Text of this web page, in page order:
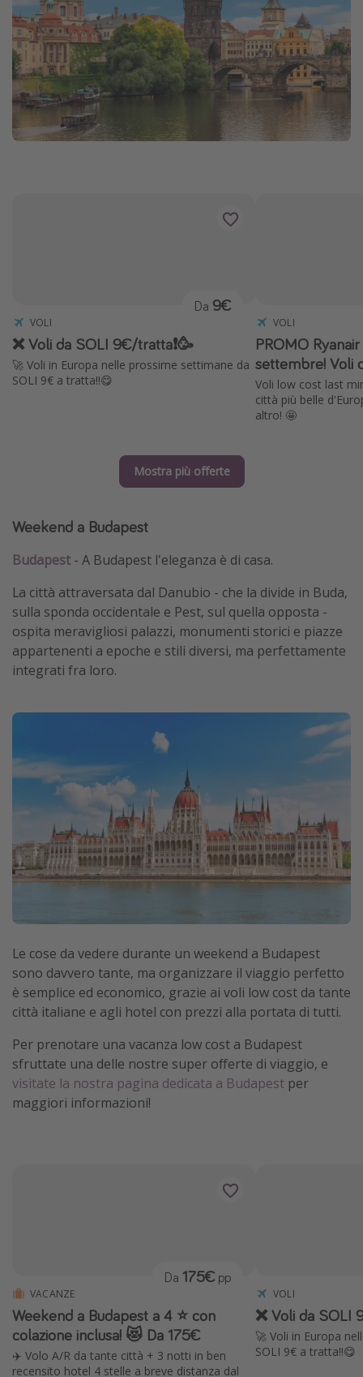
VOLI
❌ Voli da SOLI 9€/tratta❗️🥳
🚀 Voli in Europa nelle prossime settimane da
SOLI 9€ a tratta!!😋
Da 9€
VOLI
PROMO
settembre! Voli
Voli low cost last
città più belle
altro! 🤩
Mostra più offerte
Weekend a Budapest
Budapest - A Budapest l'eleganza è di casa.
La città attraversata dal Danubio - che la divide in Buda,
sulla sponda occidentale e Pest, sul quella opposta -
ospita meravigliosi palazzi, monumenti storici e piazze
appartenenti a epoche e stili diversi, ma perfettamente
integrati fra loro.
Le cose da vedere durante un weekend a Budapest
sono davvero tante, ma organizzare il viaggio perfetto
è semplice ed economico, grazie ai voli low cost da tante
città italiane e agli hotel con prezzi alla portata di tutti.
Per prenotare una vacanza low cost a Budapest
sfruttate una delle nostre super offerte di viaggio, e
visitate la nostra pagina dedicata a Budapest per
maggiori informazioni!
VACANZE
Weekend a Budapest a 4 ⭐️ con
colazione inclusa! 😻 Da 175€
✈️ Volo A/R da tante città + 3 notti in ben
recensito hotel 4 stelle a breve distanza dal
Da 175€ pp
VOLI
❌ Voli da SOLI
🚀 Voli in Europa
SOLI 9€ a tratta!!😋